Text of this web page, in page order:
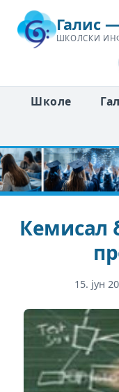
Галис
ШКОЛСКИ
Школе
Кемисал
15. јун